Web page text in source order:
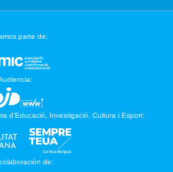
parte de:
d’Educació, Investigació, Cultura i Esport:
de: